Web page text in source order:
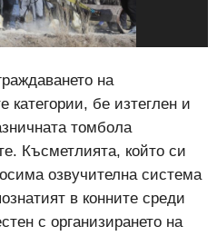
на
категории, бе изтеглен и
томбола
Късметлията, който си
озвучителна система
в конните среди
с организирането на